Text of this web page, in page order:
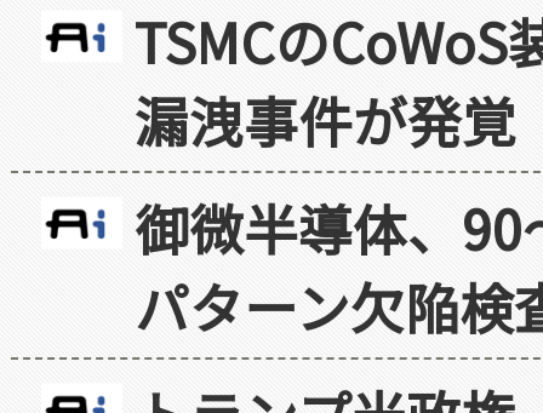
TSMCの
漏洩事件が発覚
御微半導体、
パターン欠陥検